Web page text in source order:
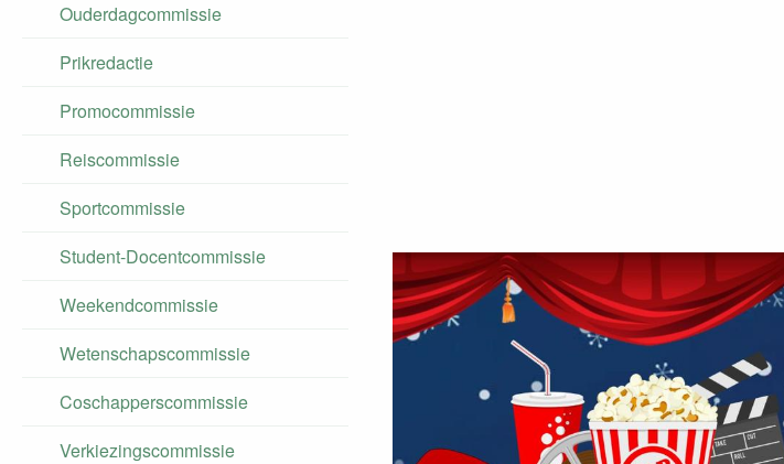
Ouderdagcommissie
Prikredactie
Promocommissie
Reiscommissie
Sportcommissie
Student-Docentcommissie
Weekendcommissie
Wetenschapscommissie
Coschapperscommissie
Verkiezingscommissie